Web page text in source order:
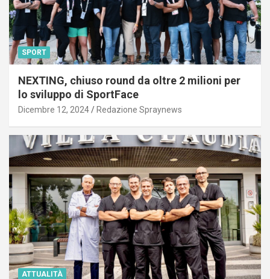
SPORT
NEXTING, chiuso round da oltre 2 milioni per
lo sviluppo di SportFace
Dicembre 12, 2024 Redazione Spraynews
ATTUALITÀ